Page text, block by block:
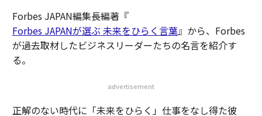
Forbes JAPAN編集長編著『
Forbes JAPANが選ぶ 未来をひらく言葉』から、Forbes
が過去取材したビジネスリーダーたちの名言を紹介す
る。
advertisement
正解のない時代に「未来をひらく」仕事をなし得た彼